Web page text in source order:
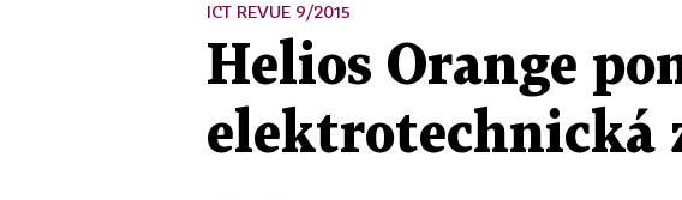
ICT REVUE 9/2015
Helios Orange
elektrotechnická